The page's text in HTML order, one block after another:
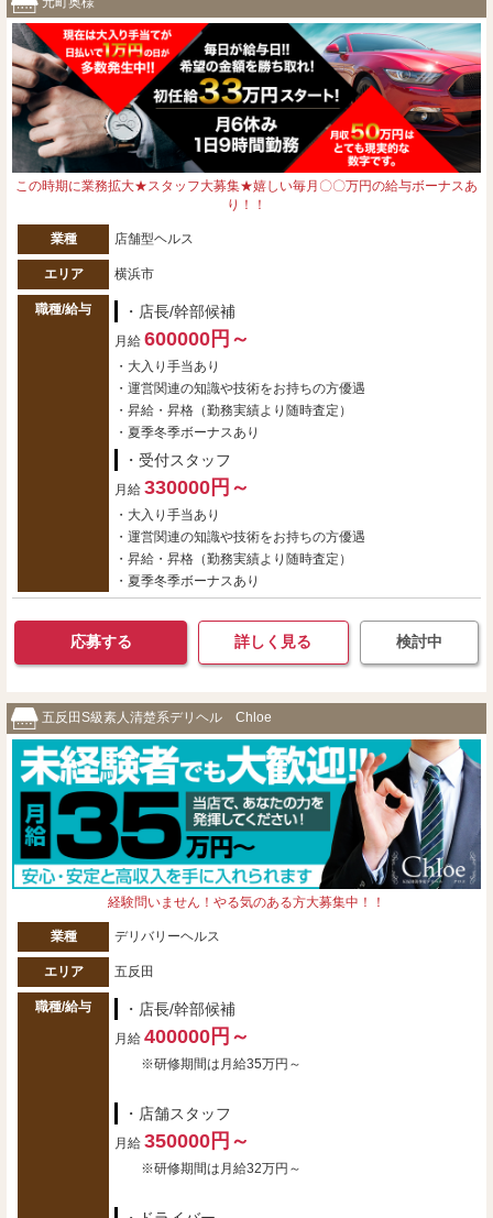
この時期に業務拡大★スタッフ大募集★嬉しい毎月〇〇万円の給与ボーナスあ
り！！
業種 店舗型ヘルス
エリア 横浜市
職種/給与 ・店長/幹部候補
月給 600000円～
・大入り手当あり
・運営関連の知識や技術をお持ちの方優遇
・昇給・昇格（勤務実績より随時査定）
・夏季冬季ボーナスあり
・受付スタッフ
月給 330000円～
・大入り手当あり
・運営関連の知識や技術をお持ちの方優遇
・昇給・昇格（勤務実績より随時査定）
・夏季冬季ボーナスあり
応募する 詳しく見る 検討中
五反田S級素人清楚系デリヘル Chloe
経験問いません！やる気のある方大募集中！！
業種 デリバリーヘルス
エリア 五反田
職種/給与 ・店長/幹部候補
月給 400000円～
※研修期間は月給35万円～
・店舗スタッフ
月給 350000円～
※研修期間は月給32万円～